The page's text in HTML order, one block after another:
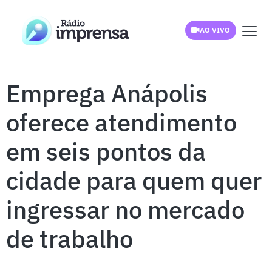
AO VIVO
Emprega Anápolis
oferece atendimento
em seis pontos da
cidade para quem quer
ingressar no mercado
de trabalho